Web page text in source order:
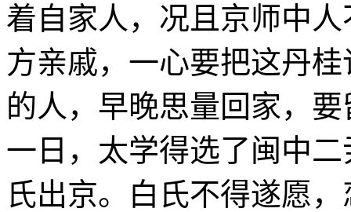
着自家人，况且京师中
方亲戚，一心要把这丹
的人，早晚思量回家，
一日，太学得选了闽中
氏出京。白氏不得遂愿